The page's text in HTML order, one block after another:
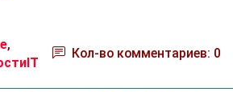
,
Кол-во комментариев: 0